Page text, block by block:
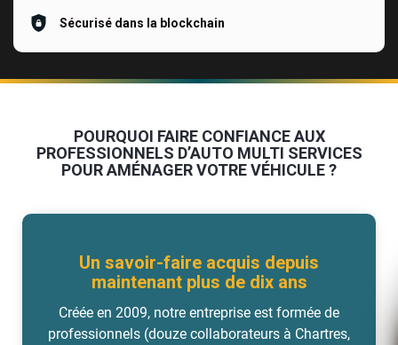
Sécurisé dans la blockchain
POURQUOI FAIRE CONFIANCE AUX
PROFESSIONNELS D’AUTO MULTI SERVICES
POUR AMÉNAGER VOTRE VÉHICULE ?
Un savoir-faire acquis depuis
maintenant plus de dix ans
Créée en 2009, notre entreprise est formée de
professionnels (douze collaborateurs à Chartres,